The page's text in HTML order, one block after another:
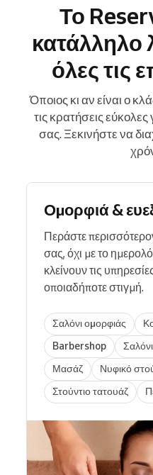
Το
κατάλληλο
όλες τις
Όποιος κι αν είναι ο
τις κρατήσεις
σας. Ξεκινήστε να
Ομορφιά &
Περάστε
σας, όχι με το
κλείνουν τις
οποιαδήποτε στιγμή.
Σαλόνι ομορφιάς
Barbershop
Μασάζ
Νυφικό
Στούντιο τατουάζ